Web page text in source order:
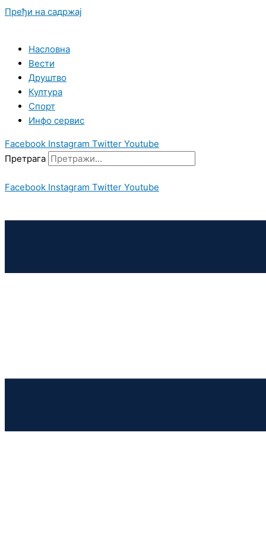
Пређи на садржај
Насловна
Вести
Друштво
Култура
Спорт
Инфо сервис
Facebook Instagram Twitter Youtube
Претрага
Facebook Instagram Twitter Youtube